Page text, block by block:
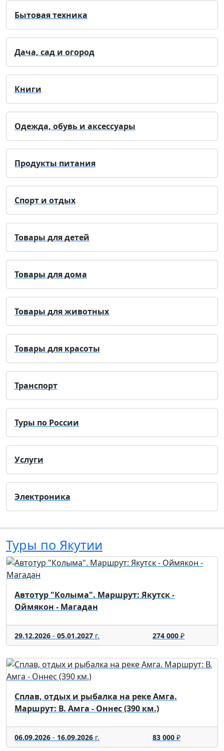
Бытовая техника
Дача, сад и огород
Книги
Одежда, обувь и аксессуары
Продукты питания
Спорт и отдых
Товары для детей
Товары для дома
Товары для животных
Товары для красоты
Транспорт
Туры по России
Услуги
Электроника
Туры по Якутии
Автотур "Колыма". Маршрут: Якутск -
Оймякон - Магадан
29.12.2026 - 05.01.2027 г. 274 000₽
Сплав, отдых и рыбалка на реке Амга.
Маршрут: В. Амга - Оннес (390 км.)
06.09.2026 - 16.09.2026 г. 83 000₽